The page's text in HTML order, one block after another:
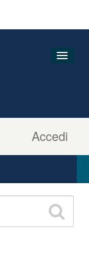
Accedi